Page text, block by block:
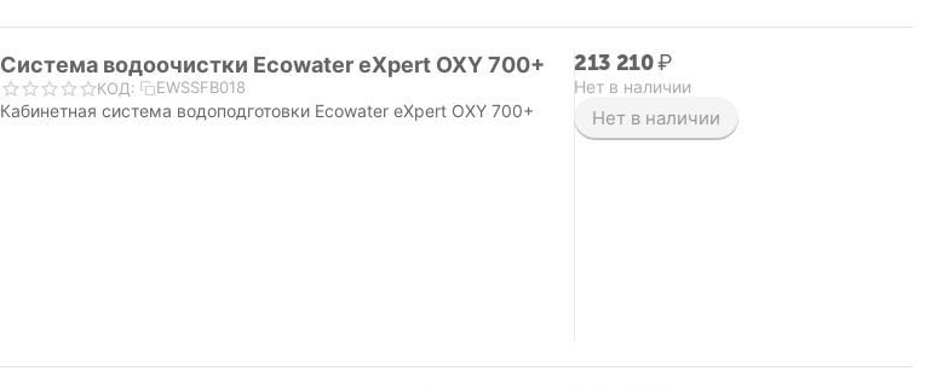
Система водоочистки Ecowater eXpert OXY 700+
КОД: EWSSFB018
Кабинетная система водоподготовки Ecowater eXpert OXY 700+
213 210₽
Нет в наличии
Нет в наличии